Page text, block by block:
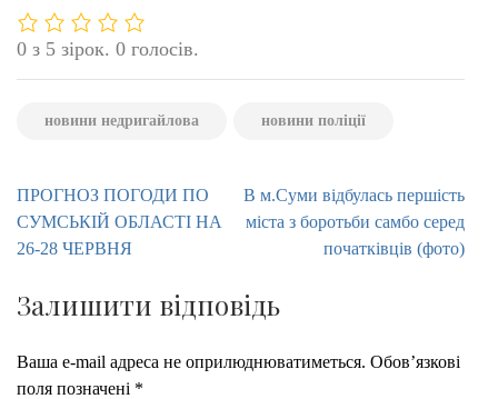
0 з 5 зірок. 0 голосів.
новини недригайлова новини поліції
Навігація
записів
ПРОГНОЗ ПОГОДИ ПО
СУМСЬКІЙ ОБЛАСТІ НА
26-28 ЧЕРВНЯ
В м.Суми відбулась першість
міста з боротьби самбо серед
початківців (фото)
Залишити відповідь
Ваша e-mail адреса не оприлюднюватиметься. Обов’язкові
поля позначені *